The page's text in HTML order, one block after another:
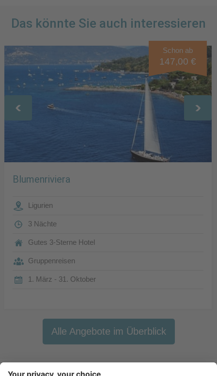
Das könnte Sie auch interessieren
Schon ab
147,00 €
Blumenriviera
Ligurien
3 Nächte
Gutes 3-Sterne Hotel
Gruppenreisen
1. März - 31. Oktober
Alle Angebote im Überblick